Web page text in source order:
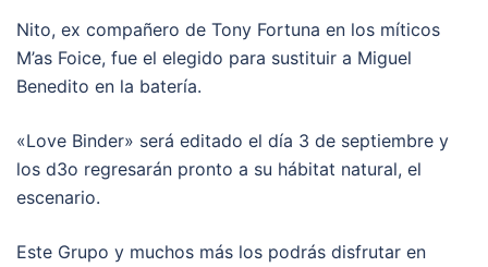
Nito, ex compañero de Tony Fortuna en los míticos
M’as Foice, fue el elegido para sustituir a Miguel
Benedito en la batería.
«Love Binder» será editado el día 3 de septiembre y
los d3o regresarán pronto a su hábitat natural, el
escenario.
Este Grupo y muchos más los podrás disfrutar en